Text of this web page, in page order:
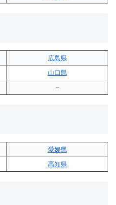
広島県
山口県
–
愛媛県
高知県